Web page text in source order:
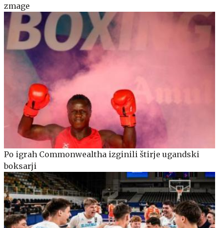
zmage
Po igrah Commonwealtha izginili štirje ugandski
boksarji